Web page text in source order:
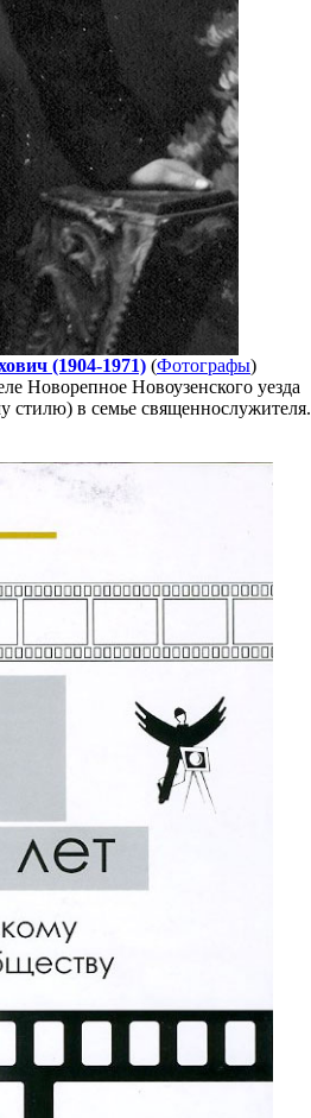
(1904-1971) (Фотографы)
Новорепное Новоузенского уезда
стилю) в семье священнослужителя.